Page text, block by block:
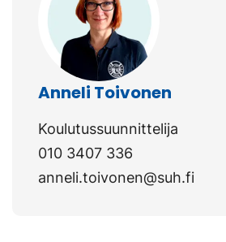
Anneli Toivonen
Koulutussuunnittelija
010 3407 336
anneli.toivonen@suh.fi